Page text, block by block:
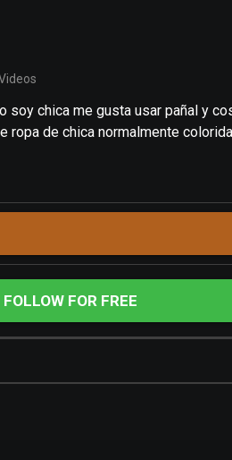
soy chica me gusta usar pañal y
ropa de chica normalmente
FOLLOW FOR FREE